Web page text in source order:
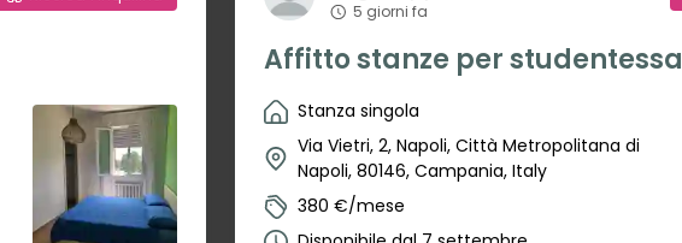
5 giorni fa
Affitto stanze per studentessa
Stanza singola
Via Vietri, 2, Napoli, Città Metropolitana di
Napoli, 80146, Campania, Italy
380 €/mese